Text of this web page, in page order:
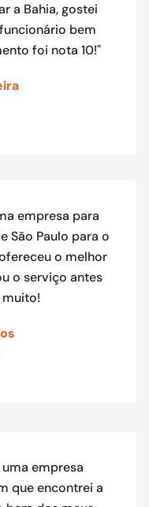
a Bahia, gostei
bem
foi nota 10!"
empresa para
São Paulo para o
o melhor
o serviço antes
empresa
que encontrei a